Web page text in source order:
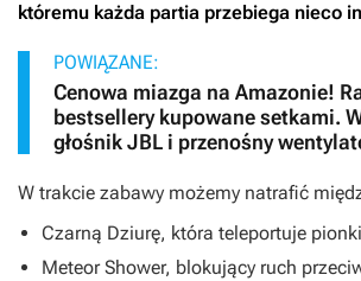
któremu każda partia przebiega nieco
POWIĄZANE:
Cenowa miazga na Amazonie!
bestsellery kupowane setkami.
głośnik JBL i przenośny
W trakcie zabawy możemy natrafić
Czarną Dziurę, która teleportuje
Meteor Shower, blokujący ruch